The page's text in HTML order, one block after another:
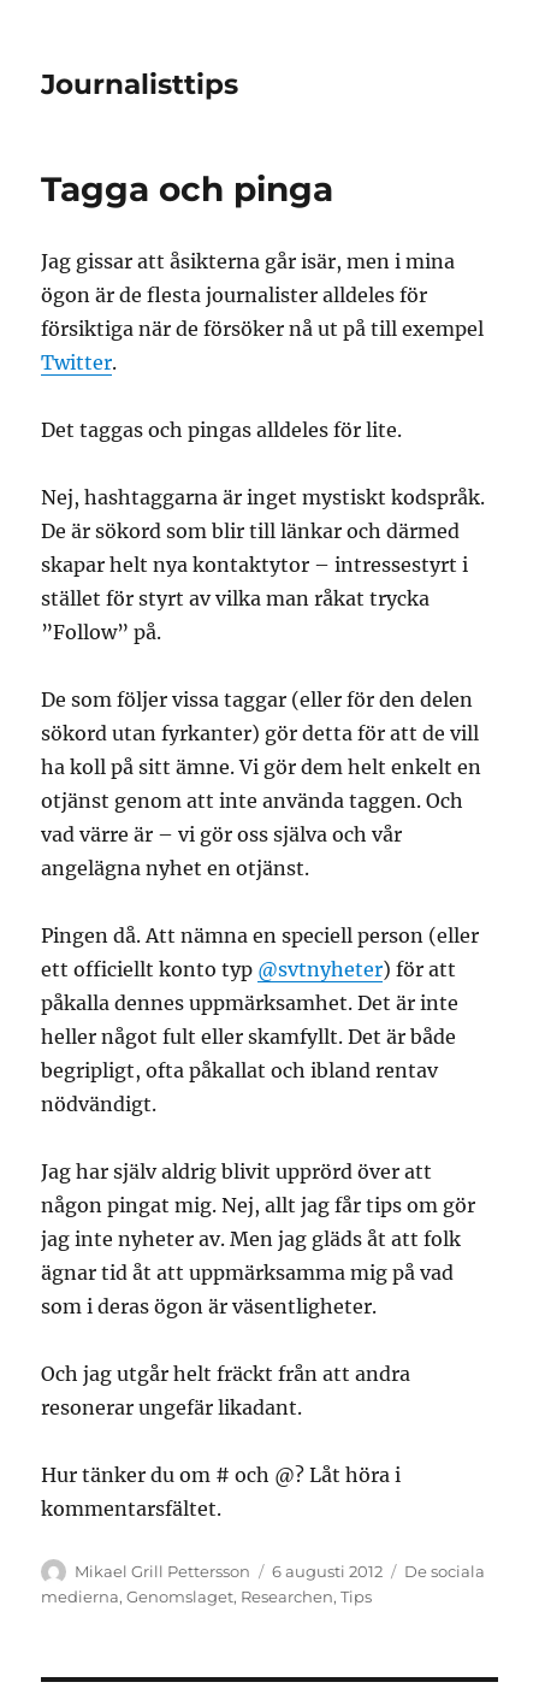
Journalisttips
Tagga och pinga
Jag gissar att åsikterna går isär, men i mina
ögon är de flesta journalister alldeles för
försiktiga när de försöker nå ut på till exempel
Twitter.
Det taggas och pingas alldeles för lite.
Nej, hashtaggarna är inget mystiskt kodspråk.
De är sökord som blir till länkar och därmed
skapar helt nya kontaktytor – intressestyrt i
stället för styrt av vilka man råkat trycka
”Follow” på.
De som följer vissa taggar (eller för den delen
sökord utan fyrkanter) gör detta för att de vill
ha koll på sitt ämne. Vi gör dem helt enkelt en
otjänst genom att inte använda taggen. Och
vad värre är – vi gör oss själva och vår
angelägna nyhet en otjänst.
Pingen då. Att nämna en speciell person (eller
ett officiellt konto typ @svtnyheter) för att
påkalla dennes uppmärksamhet. Det är inte
heller något fult eller skamfyllt. Det är både
begripligt, ofta påkallat och ibland rentav
nödvändigt.
Jag har själv aldrig blivit upprörd över att
någon pingat mig. Nej, allt jag får tips om gör
jag inte nyheter av. Men jag gläds åt att folk
ägnar tid åt att uppmärksamma mig på vad
som i deras ögon är väsentligheter.
Och jag utgår helt fräckt från att andra
resonerar ungefär likadant.
Hur tänker du om # och @? Låt höra i
kommentarsfältet.
Författare
Mikael Grill Pettersson
Publicerat
den
6 augusti 2012 Kategorier
De sociala
medierna,Genomslaget, Researchen,Tips